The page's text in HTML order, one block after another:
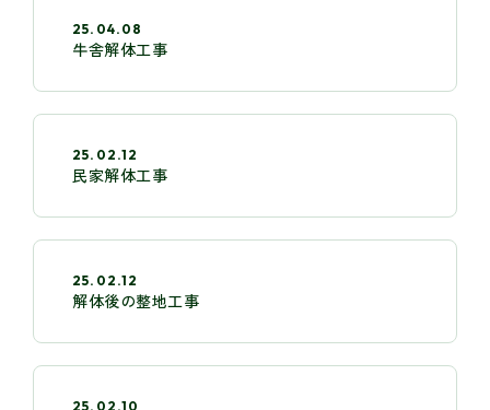
25.04.08
牛舎解体工事
25.02.12
民家解体工事
25.02.12
解体後の整地工事
25.02.10